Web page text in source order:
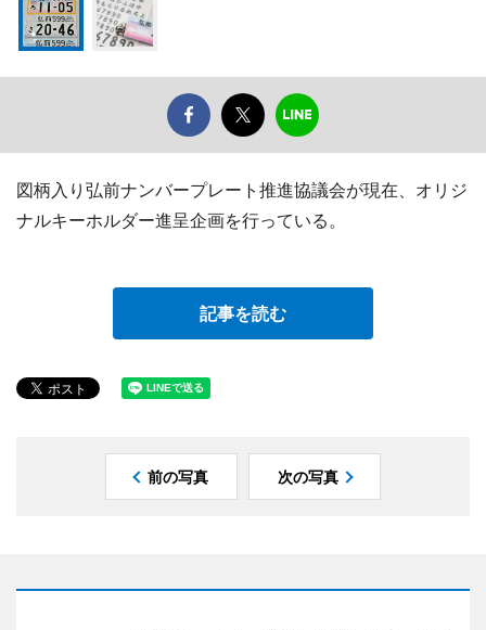
図柄入り弘前ナンバープレート推進協議会が現在、オリジ
ナルキーホルダー進呈企画を行っている。
記事を読む
前の写真 次の写真